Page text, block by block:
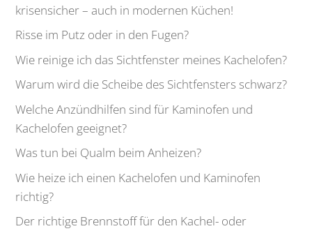
krisensicher – auch in modernen Küchen!
Risse im Putz oder in den Fugen?
Wie reinige ich das Sichtfenster meines Kachelofen?
Warum wird die Scheibe des Sichtfensters schwarz?
Welche Anzündhilfen sind für Kaminofen und
Kachelofen geeignet?
Was tun bei Qualm beim Anheizen?
Wie heize ich einen Kachelofen und Kaminofen
richtig?
Der richtige Brennstoff für den Kachel- oder